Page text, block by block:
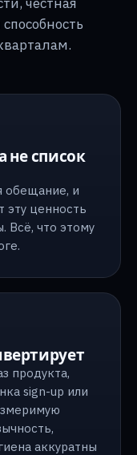
не список
обещание, и
эту ценность
Всё, что этому
продукта,
sign-up или
аккуратны